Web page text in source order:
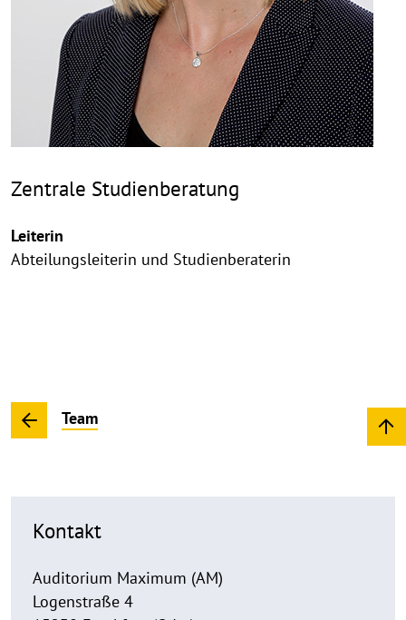
Zentrale Studienberatung
Leiterin
Abteilungsleiterin und Studienberaterin
Team
Kontakt
Auditorium Maximum (AM)
Logenstraße 4